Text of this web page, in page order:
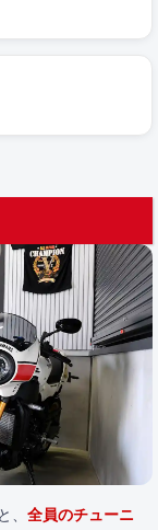
、 全員のチューニ